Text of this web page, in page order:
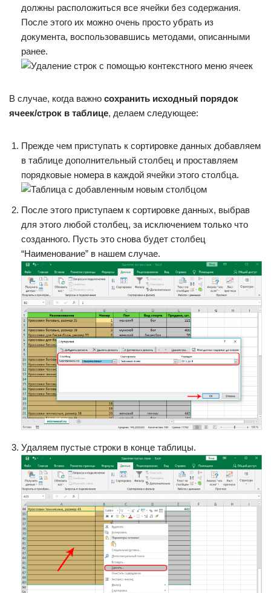
должны расположиться все ячейки без содержания.
После этого их можно очень просто убрать из
документа, воспользовавшись методами, описанными
ранее.
В случае, когда важно сохранить исходный порядок
ячеек/строк в таблице, делаем следующее:
Прежде чем приступать к сортировке данных добавляем
в таблице дополнительный столбец и проставляем
порядковые номера в каждой ячейки этого столбца.
После этого приступаем к сортировке данных, выбрав
для этого любой столбец, за исключением только что
созданного. Пусть это снова будет столбец
“Наименование” в нашем случае.
Удаляем пустые строки в конце таблицы.